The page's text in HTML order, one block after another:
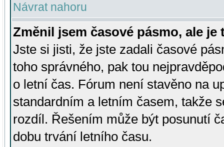
Návrat nahoru
Změnil jsem časové pásmo, ale je
Jste si jisti, že jste zadali časové
toho správného, pak tou
o letní čas. Fórum není stavěno na
standardním a letním časem, takže
rozdíl. Řešením může být posunutí
dobu trvání letního času.